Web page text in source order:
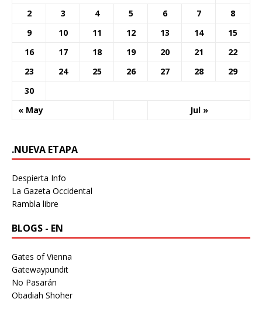
« May Jul »
2
3 4 5 6 7
8
9
10 11 12 13 14
15
16
17 18 19 20 21
22
23
24 25 26 27 28
29
30
.NUEVA ETAPA
Despierta Info
La Gazeta Occidental
Rambla libre
BLOGS - EN
Gates of Vienna
Gatewaypundit
No Pasarán
Obadiah Shoher